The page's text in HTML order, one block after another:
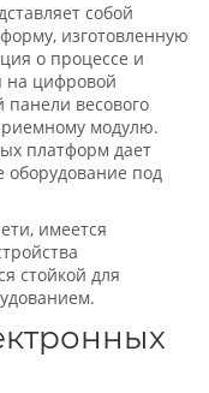
собой
изготовленную
о процессе и
на цифровой
весового
модулю.
платформ дает
оборудование под
имеется
стойкой для